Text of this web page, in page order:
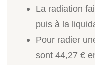
La radiation
puis à la
Pour radier
sont 44,27 €